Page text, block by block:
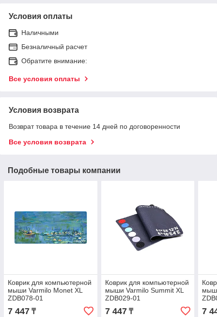
Условия оплаты
Наличными
Безналичный расчет
Обратите внимание:
Все условия оплаты
Условия возврата
Возврат товара в течение 14 дней по договоренности
Все условия возврата
Подобные товары компании
Коврик для компьютерной
мыши Varmilo Monet XL
ZDB078-01
7 447 ₸
Коврик для компьютерной
мыши Varmilo Summit XL
ZDB029-01
7 447₸ 7